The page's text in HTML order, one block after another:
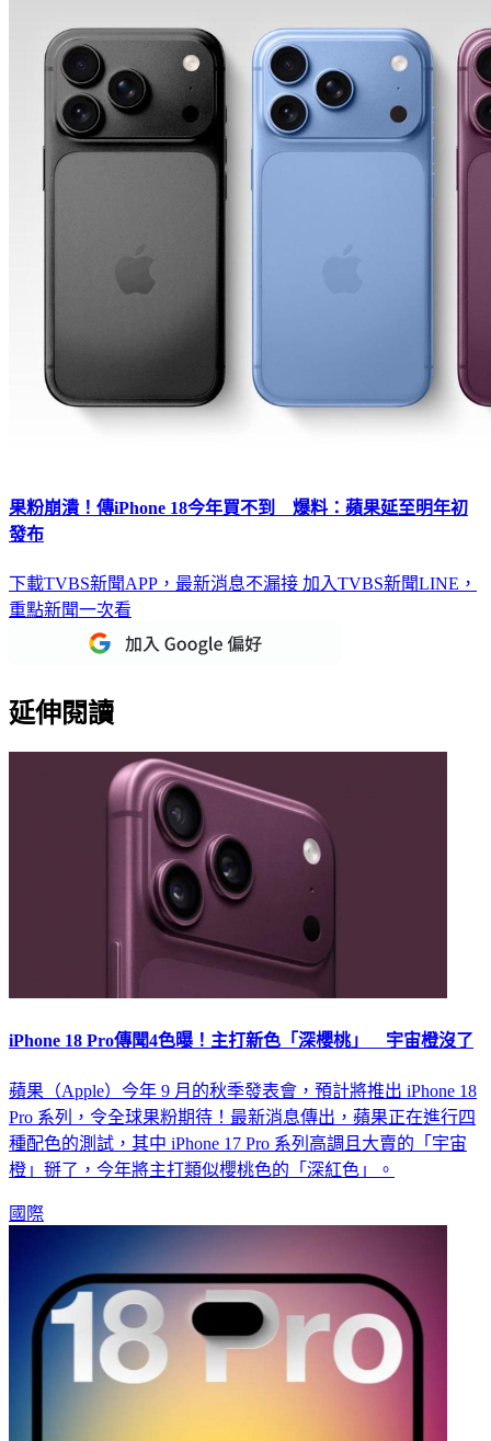
果粉崩潰！傳iPhone 18今年買不到 爆料：蘋果延至明年初
發布
下載TVBS新聞APP，最新消息不漏接 加入TVBS新聞LINE，
重點新聞一次看
延伸閱讀
iPhone 18 Pro傳聞4色曝！主打新色「深櫻桃」 宇宙橙沒了
蘋果（Apple）今年 9 月的秋季發表會，預計將推出 iPhone 18
Pro 系列，令全球果粉期待！最新消息傳出，蘋果正在進行四
種配色的測試，其中 iPhone 17 Pro 系列高調且大賣的「宇宙
橙」掰了，今年將主打類似櫻桃色的「深紅色」。
國際